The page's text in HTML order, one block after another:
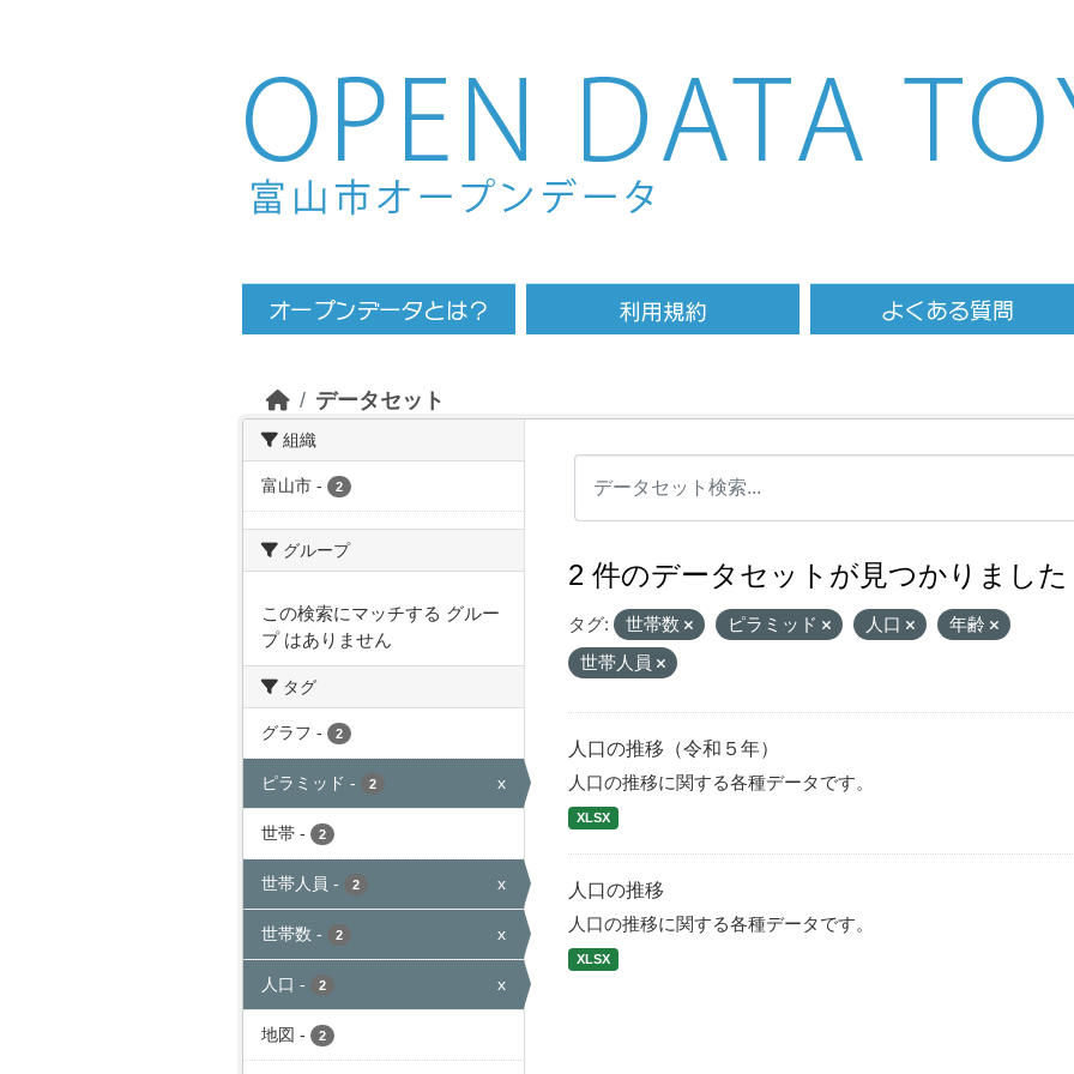
Skip to main content
データセット
組織
富山市 - 2
グループ
この検索にマッチする グルー
プ はありません
タグ
グラフ - 2
ピラミッド - 2 x
世帯 - 2
世帯人員 - 2 x
世帯数 - 2 x
人口 - 2 x
地図 - 2
2 件のデータセットが見つかりました
タグ: 世帯数 ピラミッド 人口
年齢
世帯人員
人口の推移（令和５年）
人口の推移に関する各種データです。
XLSX
人口の推移
人口の推移に関する各種データです。
XLSX